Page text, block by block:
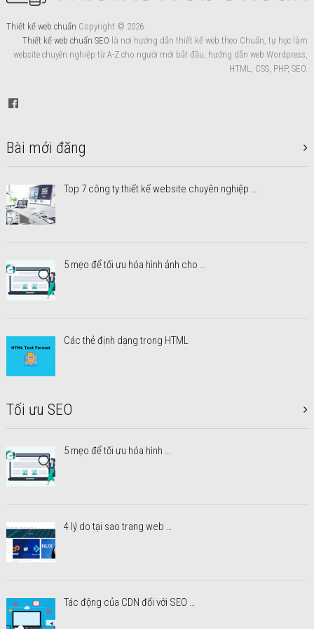
Thiết kế web chuẩn Copyright © 2026.
Thiết kế web chuẩn SEO là nơi hướng dẫn thiết kế web theo Chuẩn, tự học làm
website chuyên nghiệp từ A-Z cho người mới bắt đầu, hướng dẫn web Wordpress,
HTML, CSS, PHP, SEO.
Bài mới đăng
Top 7 công ty thiết kế website chuyên nghiệp …
5 mẹo để tối ưu hóa hình ảnh cho …
Các thẻ định dạng trong HTML
Tối ưu SEO
5 mẹo để tối ưu hóa hình …
4 lý do tại sao trang web …
Tác động của CDN đối với SEO …